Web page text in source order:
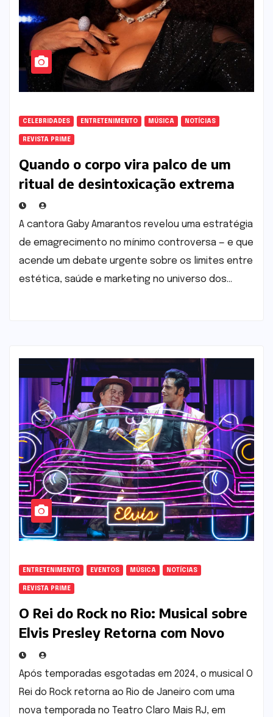
CELEBRIDADES ENTRETENIMENTO MÚSICA NOTÍCIAS
REVISTA PRIME
Quando o corpo vira palco de um
ritual de desintoxicação extrema
A cantora Gaby Amarantos revelou uma estratégia
de emagrecimento no mínimo controversa — e que
acende um debate urgente sobre os limites entre
estética, saúde e marketing no universo dos…
ENTRETENIMENTO EVENTOS MÚSICA NOTÍCIAS
REVISTA PRIME
O Rei do Rock no Rio: Musical sobre
Elvis Presley Retorna com Novo
Elenco e Trilha Emocionant
Após temporadas esgotadas em 2024, o musical O
Rei do Rock retorna ao Rio de Janeiro com uma
nova temporada no Teatro Claro Mais RJ, em